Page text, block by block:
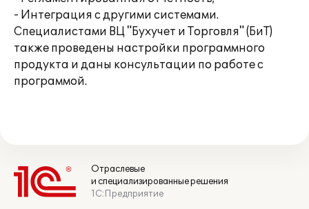
- Интеграция с другими системами.
Специалистами ВЦ "Бухучет и Торговля" (БиТ)
также проведены настройки программного
продукта и даны консультации по работе с
программой.
Отраслевые
и специализированные решения
1С:Предприятие